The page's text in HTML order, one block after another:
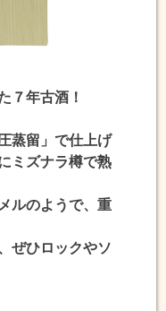
７年古酒！
蒸留」で仕上げ
ミズナラ樽で熟
ルのようで、重
ぜひロックやソ